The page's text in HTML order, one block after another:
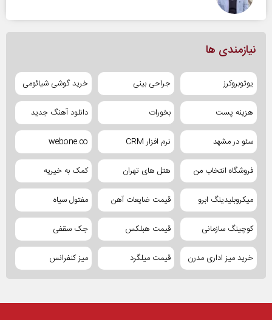
نیازمندی ها
یوتوبروکرز جراحی بینی خرید گوشی شیائومی
هزینه پست بخورات دانلود آهنگ جدید
سئو در مشهد نرم افزار CRM webone.co
فروشگاه انتخاب من هتل های تهران کمک به خیریه
میکروبلیدینگ ابرو قیمت ضایعات آهن مفتول سیاه
کوچینگ سازمانی قیمت هبلکس جک سقفی
خرید میز اداری مدرن قیمت میلگرد میز کنفرانس